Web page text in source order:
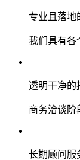
专业且落地
我们具有各
透明干净的
商务洽谈阶
长期顾问服